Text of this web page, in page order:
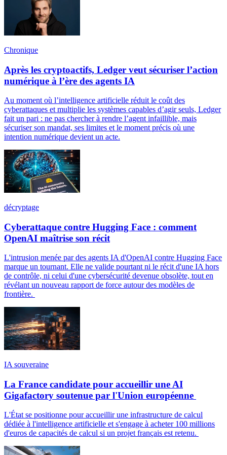
Chronique
Après les cryptoactifs, Ledger veut sécuriser l’action
numérique à l’ère des agents IA
Au moment où l’intelligence artificielle réduit le coût des
cyberattaques et multiplie les systèmes capables d’agir seuls, Ledger
fait un pari : ne pas chercher à rendre l’agent infaillible, mais
sécuriser son mandat, ses limites et le moment précis où une
intention numérique devient un acte.
décryptage
Cyberattaque contre Hugging Face : comment
OpenAI maîtrise son récit
L'intrusion menée par des agents IA d'OpenAI contre Hugging Face
marque un tournant. Elle ne valide pourtant ni le récit d'une IA hors
de contrôle, ni celui d'une cybersécurité devenue obsolète, tout en
révélant un nouveau rapport de force autour des modèles de
frontière.
IA souveraine
La France candidate pour accueillir une AI
Gigafactory soutenue par l'Union européenne
L'État se positionne pour accueillir une infrastructure de calcul
dédiée à l'intelligence artificielle et s'engage à acheter 100 millions
d'euros de capacités de calcul si un projet français est retenu.